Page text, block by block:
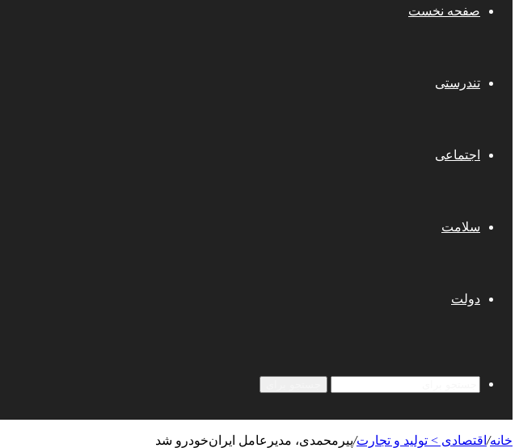
صفحه نخست
تندرستی
اجتماعی
سلامت
دولت
خانه/ اقتصادی > تولید و تجارت/پیرمحمدی، مدیرعامل ایران‌خودرو شد